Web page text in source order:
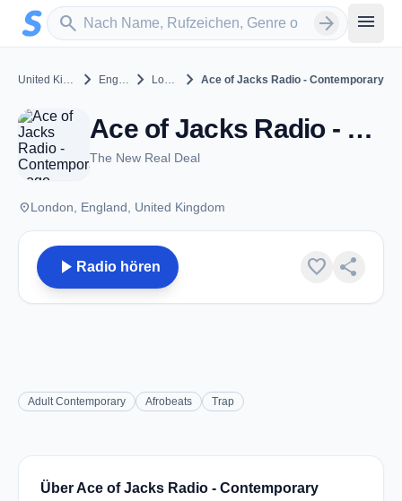
Zum Hauptinhalt springen
search
Sender suchen arrow_forward menu
United Kingdom chevron_right England chevron_right London chevron_right Ace of Jacks Radio - Contemporary
Ace of Jacks Radio - Contemporary - London
The New Real Deal
placeLondon, England, United Kingdom
play_arrow Radio hören favorite share
Adult Contemporary Afrobeats Trap
Über Ace of Jacks Radio - Contemporary